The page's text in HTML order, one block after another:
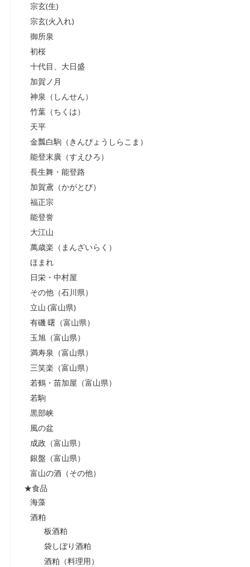
宗玄(生)
宗玄(火入れ)
御所泉
初桜
十代目、大日盛
加賀ノ月
神泉（しんせん）
竹葉（ちくは）
天平
金瓢白駒（きんぴょうしらこま）
能登末廣（すえひろ）
長生舞・能登路
加賀鳶（かがとび）
福正宗
能登誉
大江山
萬歳楽（まんざいらく）
ほまれ
日栄・中村屋
その他（石川県）
立山 (富山県)
有磯 曙（富山県）
玉旭（富山県）
満寿泉（富山県）
三笑楽（富山県）
若鶴・苗加屋（富山県）
若駒
黒部峡
風の盆
成政（富山県）
銀盤（富山県）
富山の酒（その他）
★食品
海藻
酒粕
板酒粕
袋しぼり酒粕
酒粕（料理用）